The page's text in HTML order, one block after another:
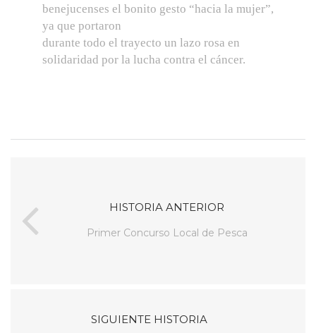
benejucenses el bonito gesto “hacia la mujer”,
ya que portaron
durante todo el trayecto un lazo rosa en
solidaridad por la lucha contra el cáncer.
HISTORIA ANTERIOR
Primer Concurso Local de Pesca
SIGUIENTE HISTORIA